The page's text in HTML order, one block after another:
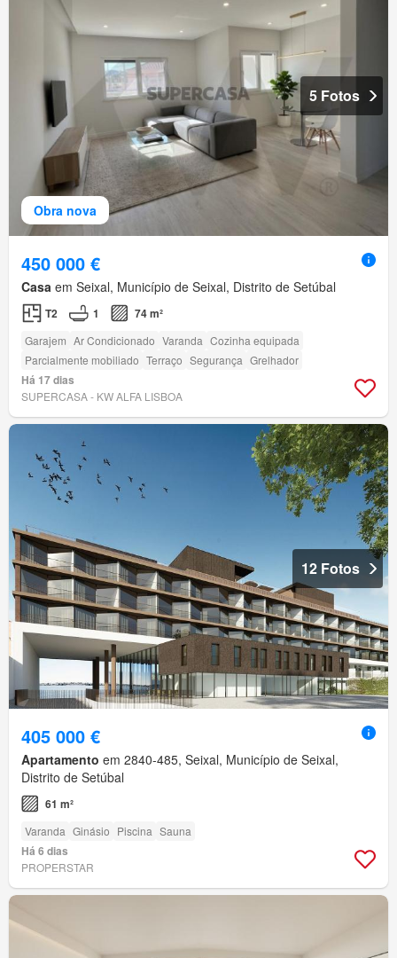
Obra nova
5 Fotos
450 000 €
Casa em Seixal, Município de Seixal, Distrito de Setúbal
T2 1 74 m²
Garajem Ar Condicionado Varanda Cozinha equipada
Parcialmente mobiliado Terraço Segurança Grelhador
Há 17 dias
SUPERCASA - KW ALFA LISBOA
12 Fotos
405 000 €
Apartamento em 2840-485, Seixal, Município de Seixal,
Distrito de Setúbal
61 m²
Varanda Ginásio Piscina Sauna
Há 6 dias
PROPERSTAR